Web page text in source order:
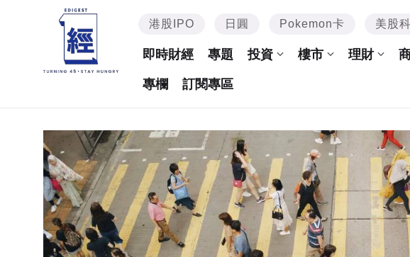
港股IPO 日圓 Pokemon卡 美股
即時財經 專題 投資 樓市 理財
專欄 訂閱專區